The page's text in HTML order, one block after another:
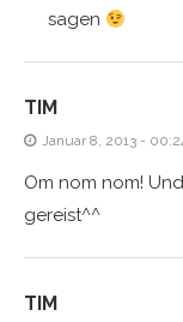
sagen
TIM
Januar 8, 2013 -
Om nom nom!
gereist^^
TIM